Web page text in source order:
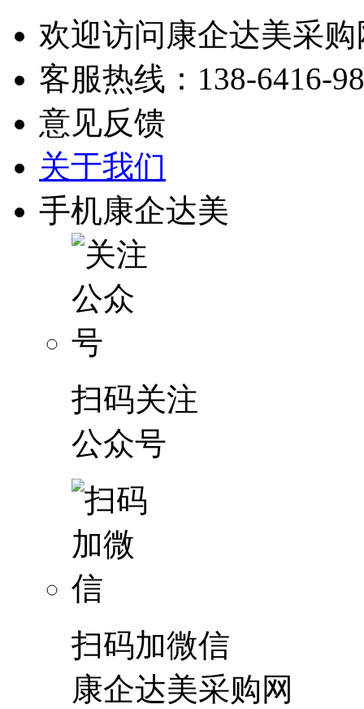
欢迎访问康企达美采购
客服热线： 138-6416-
意见反馈
关于我们
手机康企达美
扫码关注
公众号
扫码加微信
康企达美采购网